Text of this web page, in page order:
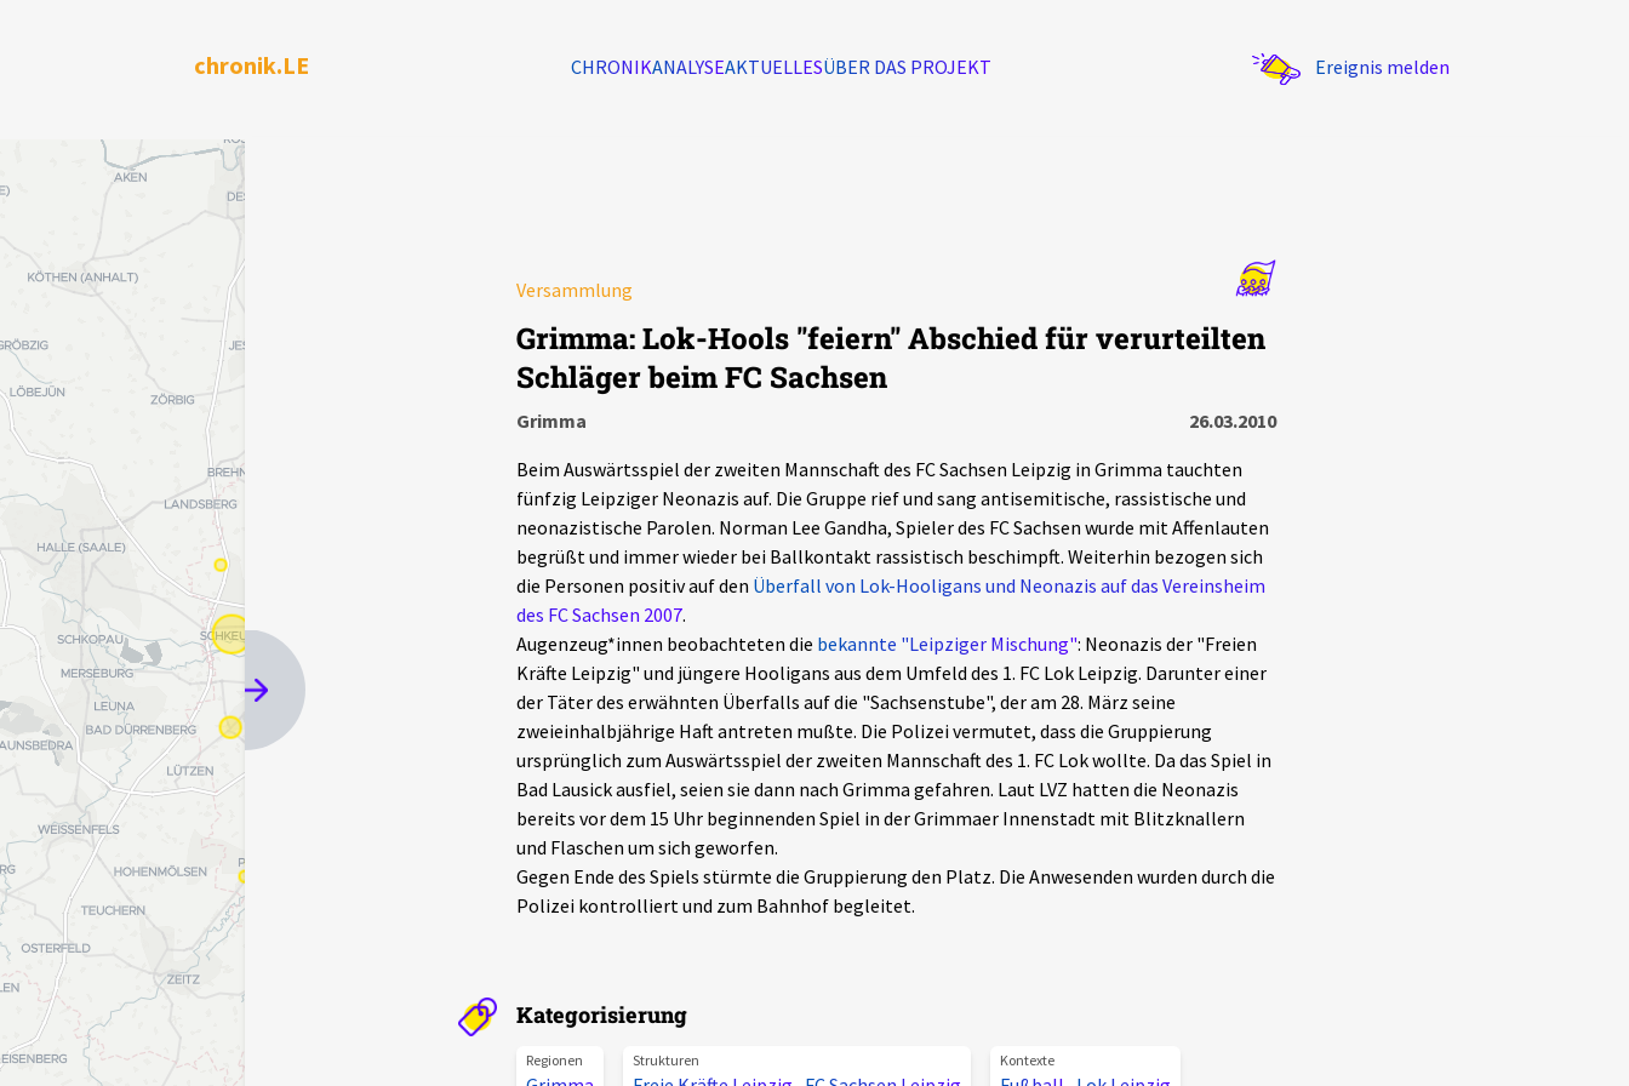
chronik.LE CHRONIKANALYSEAKTUELLESÜBER DAS PROJEKT Ereignis melden
Versammlung
Grimma: Lok-Hools "feiern" Abschied für verurteilten
Schläger beim FC Sachsen
Grimma
26.03.2010
Beim Auswärtsspiel der zweiten Mannschaft des FC Sachsen Leipzig in Grimma tauchten
fünfzig Leipziger Neonazis auf. Die Gruppe rief und sang antisemitische, rassistische und
neonazistische Parolen. Norman Lee Gandha, Spieler des FC Sachsen wurde mit Affenlauten
begrüßt und immer wieder bei Ballkontakt rassistisch beschimpft. Weiterhin bezogen sich
die Personen positiv auf den Überfall von Lok-Hooligans und Neonazis auf das Vereinsheim
des FC Sachsen 2007.
Augenzeug*innen beobachteten die bekannte "Leipziger Mischung": Neonazis der "Freien
Kräfte Leipzig" und jüngere Hooligans aus dem Umfeld des 1. FC Lok Leipzig. Darunter einer
der Täter des erwähnten Überfalls auf die "Sachsenstube", der am 28. März seine
zweieinhalbjährige Haft antreten mußte. Die Polizei vermutet, dass die Gruppierung
ursprünglich zum Auswärtsspiel der zweiten Mannschaft des 1. FC Lok wollte. Da das Spiel in
Bad Lausick ausfiel, seien sie dann nach Grimma gefahren. Laut LVZ hatten die Neonazis
bereits vor dem 15 Uhr beginnenden Spiel in der Grimmaer Innenstadt mit Blitzknallern
und Flaschen um sich geworfen.
Gegen Ende des Spiels stürmte die Gruppierung den Platz. Die Anwesenden wurden durch die
Polizei kontrolliert und zum Bahnhof begleitet.
Kategorisierung
Regionen Strukturen Kontexte